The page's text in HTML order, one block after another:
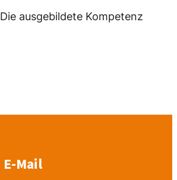
ausgebildete Kompetenz
E-Mail